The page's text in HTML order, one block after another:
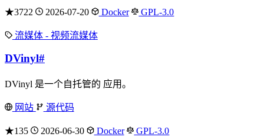
★3722 2026-07-20 Docker GPL-3.0
流媒体 - 视频流媒体
DVinyl#
DVinyl 是一个自托管的 应用。
网站 源代码
★135 2026-06-30 Docker GPL-3.0